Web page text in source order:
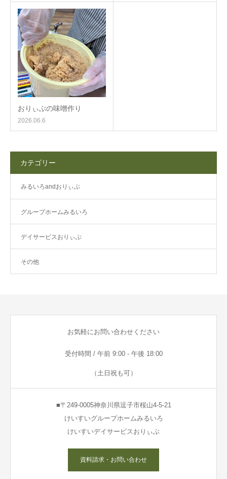
おりぃぶの味噌作り
2026.06.6
カテゴリー
みるいろandおりぃぶ
グループホームみるいろ
デイサービスおりぃぶ
その他
お気軽にお問い合わせください
受付時間 / 午前 9:00 - 午後 18:00
（土日祝も可）
■〒249-0005神奈川県逗子市桜山4-5-21
けいすいグループホームみるいろ
けいすいデイサービスおりぃぶ
資料請求・お問い合わせ